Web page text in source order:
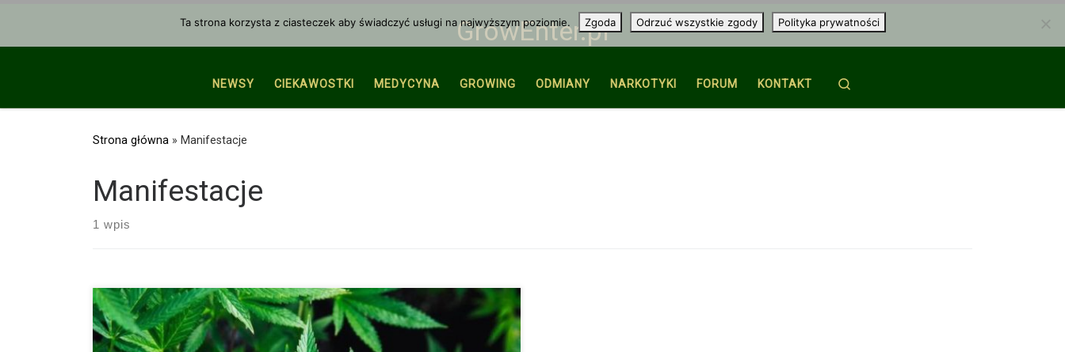
GrowEnter.pl
NEWSY CIEKAWOSTKI MEDYCYNA GROWING ODMIANY NARKOTYKI FORUM KONTAKT
Strona główna » Manifestacje
Manifestacje
1 wpis
Ta strona korzysta z ciasteczek aby świadczyć usługi na najwyższym poziomie. Zgoda Odrzuć wszystkie zgody Polityka prywatności